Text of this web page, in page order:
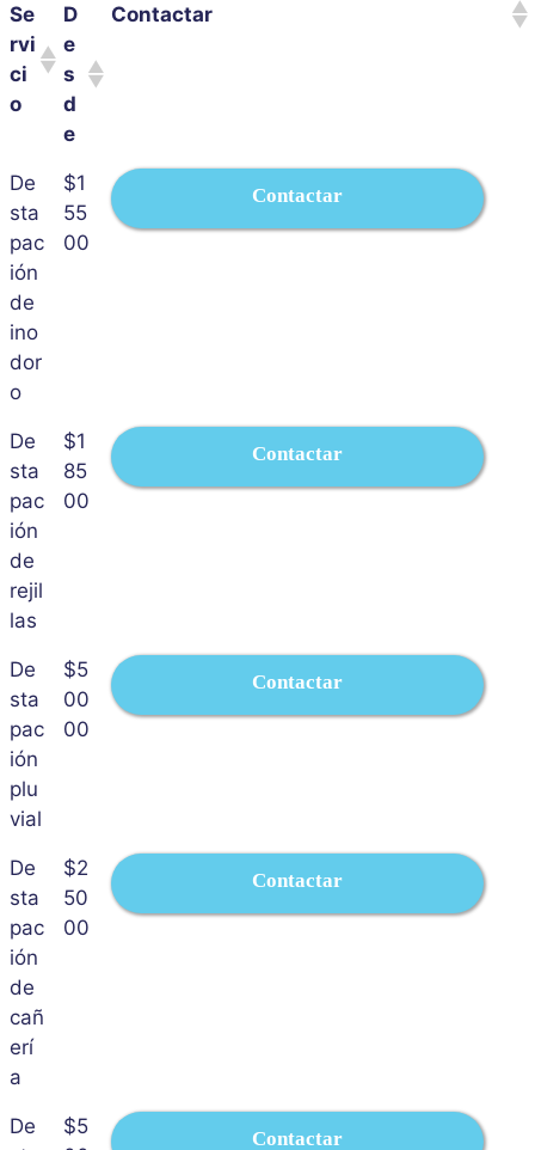
Se
rvi
ci
o
D
e
s
d
e
Contactar
De
sta
pac
ión
de
ino
dor
o
$1
55
00
Contactar
De
sta
pac
ión
de
rejil
las
$1
85
00
Contactar
De
sta
pac
ión
plu
vial
$5
00
00
Contactar
De
sta
pac
ión
de
cañ
erí
a
$2
50
00
Contactar
De
$5
Contactar